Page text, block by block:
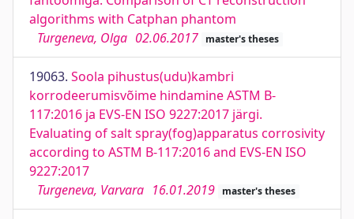
algorithms with Catphan phantom
Turgeneva, Olga 02.06.2017 master's theses
19063. Soola pihustus(udu)kambri
korrodeerumisvõime hindamine ASTM B-
117:2016 ja EVS-EN ISO 9227:2017 järgi.
Evaluating of salt spray(fog)apparatus corrosivity
according to ASTM B-117:2016 and EVS-EN ISO
9227:2017
Turgeneva, Varvara 16.01.2019 master's theses